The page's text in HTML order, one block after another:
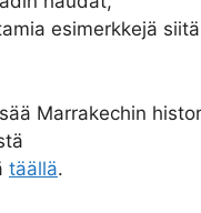
esimerkkejä
Marrakechin
täällä.